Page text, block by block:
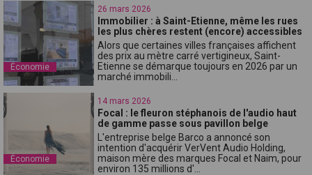
Économie
26 mars 2026
Immobilier : à Saint-Etienne, même les rues
les plus chères restent (encore) accessibles
Alors que certaines villes françaises affichent
des prix au mètre carré vertigineux, Saint-
Etienne se démarque toujours en 2026 par un
marché immobili...
Économie
14 mars 2026
Focal : le fleuron stéphanois de l'audio haut
de gamme passe sous pavillon belge
L'entreprise belge Barco a annoncé son
intention d'acquérir VerVent Audio Holding,
maison mère des marques Focal et Naim, pour
environ 135 millions d'...